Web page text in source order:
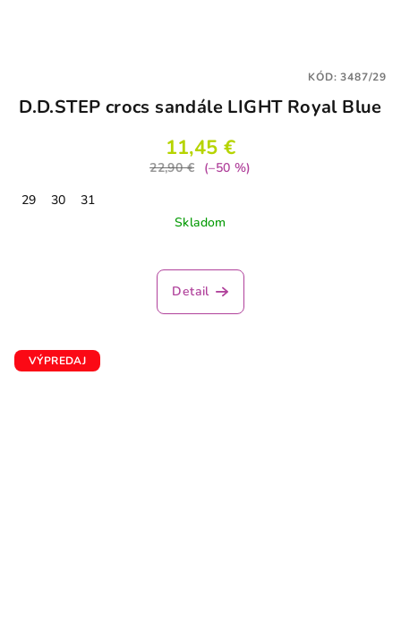
D.D.STEP crocs sandále LIGHT Royal Blue
11,45 €
22,90 €
(–50 %)
29
30
31
Skladom
Detail
KÓD:3487/29
VÝPREDAJ